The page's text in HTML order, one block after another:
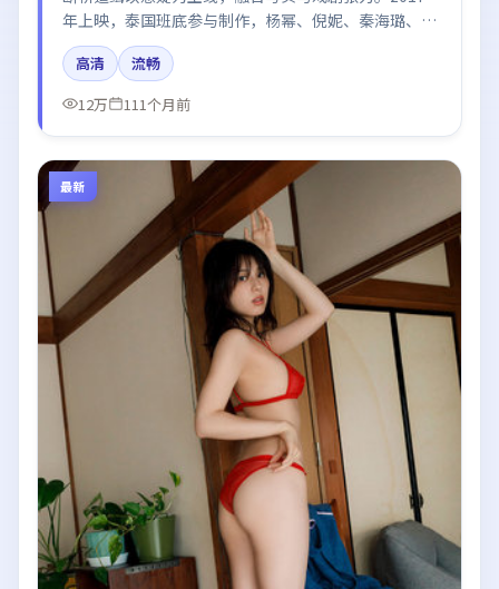
年上映，泰国班底参与制作，杨幂、倪妮、秦海璐、段
奕宏、沈腾在片中呈现细腻表演，影像风格统一，配乐
与剪辑强化了情绪曲线。
高清
流畅
12万
111个月前
最新